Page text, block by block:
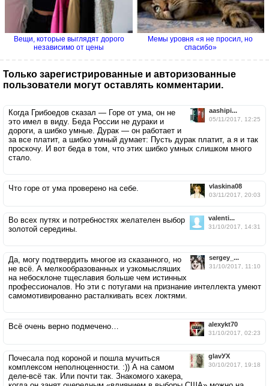
Вещи, которые выглядят дорого
независимо от цены
Мемы уровня «я не просил, но
спасибо»
Только зарегистрированные и авторизованные
пользователи могут оставлять комментарии.
aashipi...
05/11/2017, 12:25
Когда Грибоедов сказал — Горе от ума, он не
это имел в виду. Беда России не дураки и
дороги, а шибко умные. Дурак — он работает и
за все платит, а шибко умный думает: Пусть дурак платит, а я и так
проскочу. И вот беда в том, что этих шибко умных слишком много
стало.
vlaskina08
03/11/2017, 20:03
Что горе от ума проверено на себе.
valenti...
31/10/2017, 14:31
Во всех путях и потребностях желателен выбор
золотой середины.
sergey_...
31/10/2017, 11:10
Да, могу подтвердить многое из сказанного, но
не всё. А мелкообразованных и узкомысляших
на небосклоне тщеславия больше чем истинных
профессионалов. Но эти с потугами на признание интеллекта умеют
самомотивированно расталкивать всех локтями.
alexykt70
31/10/2017, 02:23
Всё очень верно подмечено…
glavУХ
30/10/2017, 19:18
Почесала под короной и пошла мучиться
комплексом неполноценности. :)) А на самом
деле-всё так. Или почти так. Знакомого хакера,